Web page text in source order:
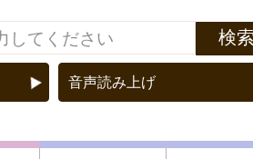
音声読み上げ